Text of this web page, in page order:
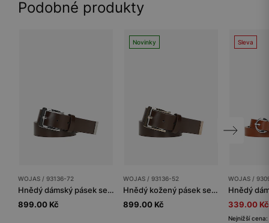
Podobné produkty
WOJAS / 93136-72
Hnědý dámský pásek se stříbrnou přezkou
899.00 Kč
Novinky
WOJAS / 93136-52
Hnědý kožený pásek se zlatou přezkou
899.00 Kč
Sleva
WOJAS /
339.00 Kč
Nejnižší